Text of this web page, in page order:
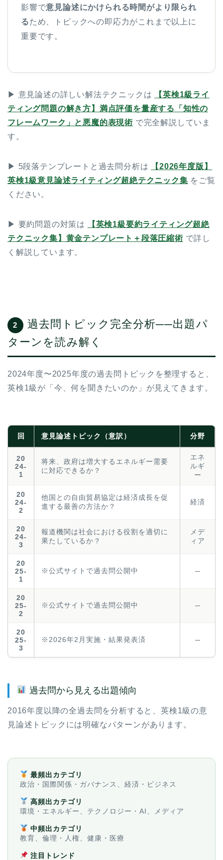
影響で意見論述にかけられる時間がより限られ
るため、トピックへの即応力がこれまで以上に
重要です。
▶ 意見論述の詳しい解法テクニックは
【英検1級ライ
ティング問題の解き方】満点評価を量産する「知性の
フレームワーク」と悪魔的表現術 で完全解説していま
す。
▶ 5段落テンプレートと過去問分析は
【2026年度版】
英検1級意見論述ライティング超絶テクニック集 をご覧
ください。
▶ 要約問題の対策は
【英検1級要約ライティング超絶
テクニック集】黄金テンプレート＋段落圧縮術 で詳し
く解説しています。
2
過去問トピック完全分析──出題パ
ターンを読み解く
2024年度〜2025年度の過去問トピックを整理すると、
英検1級が「今、何を聞きたいのか」が見えてきます。
回 意見論述トピック（意訳） 分野
20
24-
1
将来、政府は増大するエネルギー需要
に対応できるか？
エネ
ルギ
ー
20
24-
2
他国との自由貿易協定は経済成長を促
進する最善の方法か？
経済
20
24-
3
報道機関は社会における役割を適切に
果たしているか？
メデ
ィア
20
25-
1
※公式サイトで過去問公開中 ─
20
25-
2
※公式サイトで過去問公開中 ─
20
25-
3
※2026年2月実施・結果発表済 ─
過去問から見える出題傾向
2016年度以降の全過去問を分析すると、英検1級の意
見論述トピックには明確なパターンがあります。
最頻出カテゴリ
政治・国際関係・ガバナンス、経済・ビジネス
高頻出カテゴリ
環境・エネルギー、テクノロジー・AI、メディア
中頻出カテゴリ
教育、倫理・人権、健康・医療
注目トレンド